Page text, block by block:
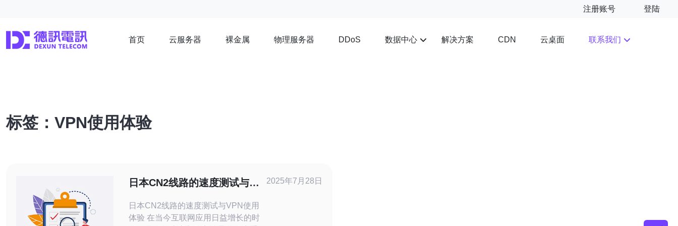
注册账号 登陆
首页 云服务器 裸金属 物理服务器 DDoS 数据中心 解决方案 CDN 云桌面 联系我们
标签：VPN使用体验
日本CN2线路的速度测试与
日本CN2线路的速度测试与VPN使用
体验 在当今互联网应用日益增长的时
2025年7月28日